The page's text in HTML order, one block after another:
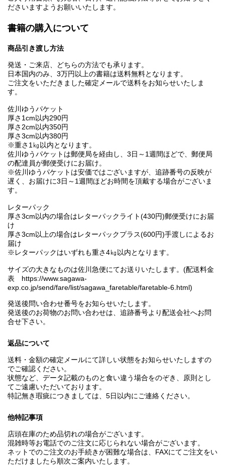
ださいますようお願いいたします。
書籍の購入について
商品引き渡し方法
発送・ご来店、どちらの方法でも承ります。
日本国内のみ、3万円以上の書籍は送料無料となります。
ご注文をいただきました確定メールで送料をお知らせいたしま
す。
佐川ゆうパケット
厚さ1cm以内290円
厚さ2cm以内350円
厚さ3cm以内380円
※重さ1㎏以内となります。
佐川ゆうパケットは郵便局を経由し、3日～1週間ほどで、郵便局
の配達員が郵便受けにお届け。
※佐川ゆうパケットは安価ではございますが、追跡番号の反映が
遅く、お届けに3日～1週間ほどお時間を頂戴する場合がございま
す。
レターパック
厚さ3cm以内の場合はレターパックライト(430円)郵便受けにお届
け
厚さ3cm以上の場合はレターパックプラス(600円)手渡しによるお
届け
※レターパックはいずれも重さ4㎏以内となります。
サイズの大きなものは佐川急便にてお送りいたします。(配送料金
表 https://www.sagawa-
exp.co.jp/send/fare/list/sagawa_faretable/faretable-6.html)
発送後問い合わせ番号をお知らせいたします。
発送後のお荷物のお問い合わせは、追跡番号より配送会社へお問
合せ下さい。
返品について
送料・金額の確定メールにて詳しい状態をお知らせいたしますの
でご確認ください。
状態など、データ記載のものと食い違う場合をのぞき、原則とし
てご遠慮いただいております。
特記無き瑕疵につきましては、5日以内にご連絡ください。
他特記事項
店頭在庫のため品切れの場合がございます。
混雑時等お電話でのご注文に応じられない場合がございます。
ネットでのご注文のお手続きが困難な場合は、FAXにてご注文をい
ただけましたら順次ご案内いたします。